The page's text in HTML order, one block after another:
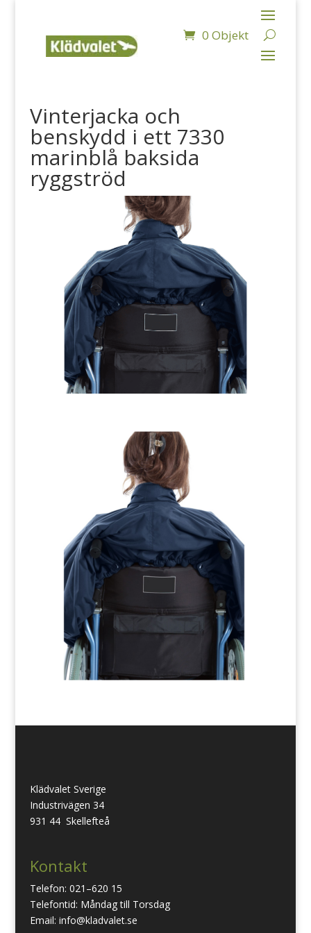
0 Objekt
Vinterjacka och
benskydd i ett 7330
marinblå baksida
ryggströd
Klädvalet Sverige
Industrivägen 34
931 44 Skellefteå
Kontakt
Telefon: 021–620 15
Telefontid: Måndag till Torsdag
Email: info@kladvalet.se